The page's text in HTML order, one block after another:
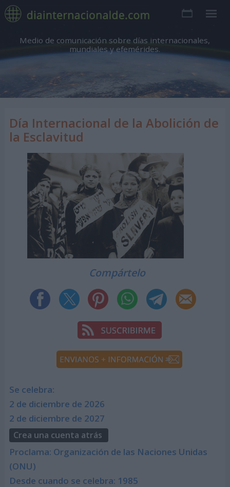
Medio de comunicación sobre días internacionales,
mundiales y efemérides.
Día Internacional de la Abolición de
la Esclavitud
Compártelo
Se celebra:
2 de diciembre de 2026
2 de diciembre de 2027
Crea una cuenta atrás
Proclama: Organización de las Naciones Unidas
(ONU)
Desde cuando se celebra: 1985